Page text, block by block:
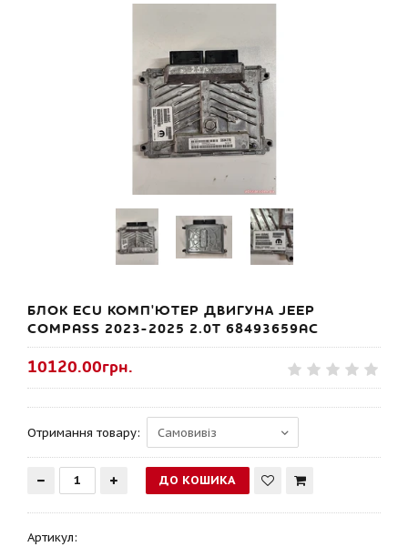
БЛОК ECU КОМП'ЮТЕР ДВИГУНА JEEP
COMPASS 2023-2025 2.0T 68493659AC
10120.00грн.
Отримання товару:
Артикул: